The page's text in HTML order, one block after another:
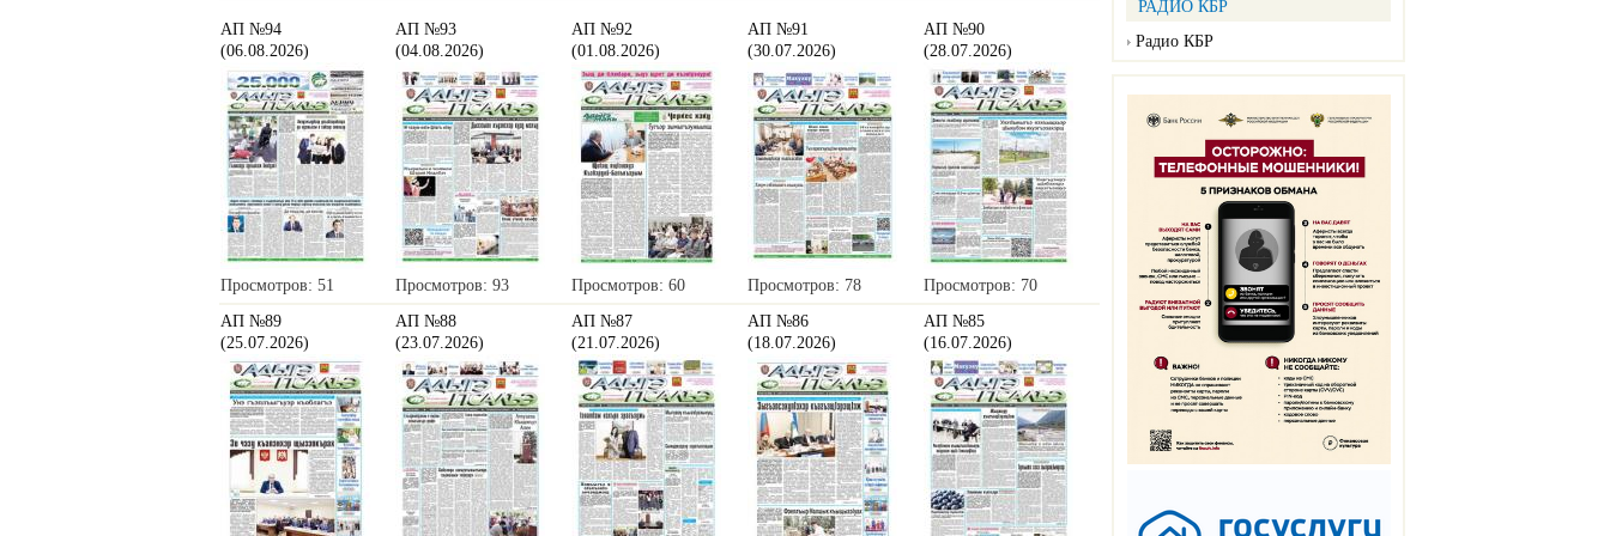
РАДИО КБР
Радио КБР
АП №94
(06.08.2026)
Просмотров: 51
АП №93
(04.08.2026)
Просмотров: 93
АП №92
(01.08.2026)
Просмотров: 60
АП №91
(30.07.2026)
Просмотров: 78
АП №90
(28.07.2026)
Просмотров: 70
АП №89
(25.07.2026)
АП №88
(23.07.2026)
АП №87
(21.07.2026)
АП №86
(18.07.2026)
АП №85
(16.07.2026)